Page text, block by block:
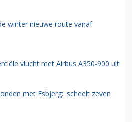
winter nieuwe route vanaf
vlucht met Airbus A350-900 uit
met Esbjerg: 'scheelt zeven